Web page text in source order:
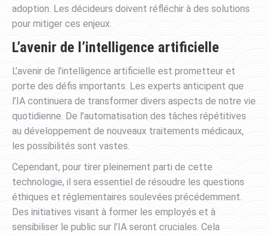
adoption. Les décideurs doivent réfléchir à des solutions
pour mitiger ces enjeux.
L’avenir de l’intelligence artificielle
L’avenir de l’intelligence artificielle est prometteur et
porte des défis importants. Les experts anticipent que
l’IA continuera de transformer divers aspects de notre vie
quotidienne. De l’automatisation des tâches répétitives
au développement de nouveaux traitements médicaux,
les possibilités sont vastes.
Cependant, pour tirer pleinement parti de cette
technologie, il sera essentiel de résoudre les questions
éthiques et réglementaires soulevées précédemment.
Des initiatives visant à former les employés et à
sensibiliser le public sur l’IA seront cruciales. Cela